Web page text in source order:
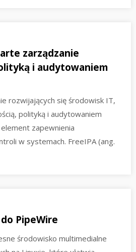
zarządzanie
i audytowaniem
rozwijających się środowisk IT,
polityką i audytowaniem
zapewnienia
w systemach. FreeIPA (ang.
PipeWire
środowisko multimedialne